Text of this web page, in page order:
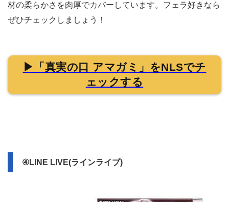
材の柔らかさを肉厚でカバーしています。フェラ好きなら
ぜひチェックしましょう！
▶「真実の口 アマガミ」をNLSでチ
ェックする
④LINE LIVE(ラインライブ)